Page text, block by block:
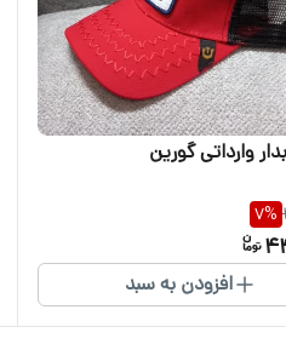
وارداتی گورین
7%
افزودن به سبد